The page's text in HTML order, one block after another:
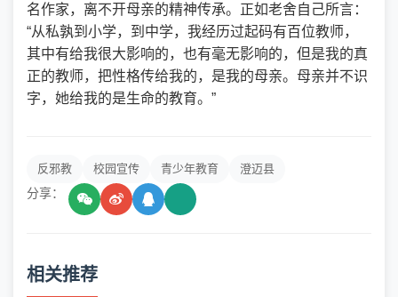
名作家，离不开母亲的精神传承。正如老舍自己所言：
“从私孰到小学，到中学，我经历过起码有百位教师，
其中有给我很大影响的，也有毫无影响的，但是我的真
正的教师，把性格传给我的，是我的母亲。母亲并不识
字，她给我的是生命的教育。”
反邪教 校园宣传 青少年教育 澄迈县
分享：
相关推荐